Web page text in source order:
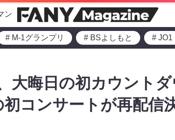
ン
# M-1グランプリ # BSよしもと # JO1
大晦日の初カウント
コンサートが再配信